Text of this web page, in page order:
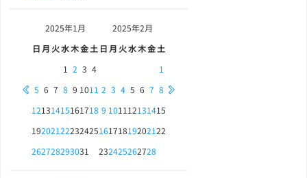
2025年1月
日 月 火水木金土
1 2 3 4
5 6 7 8 9 1011
12131415161718
19202122232425
262728293031
2025年2月
日 月 火水木金土
1
2 3 4 5 6 7 8
9 1011 12131415
16171819202122
232425262728